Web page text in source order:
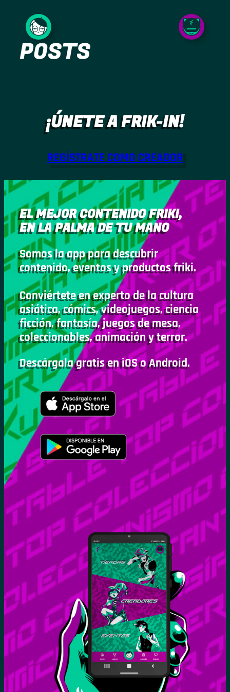
contenido
POSTS
¡ÚNETE A FRIK-IN!
REGÍSTRATE COMO CREADOR
EL MEJOR CONTENIDO FRIKI,
EN LA PALMA DE TU MANO
Somos la app para descubrir
contenido, eventos y productos friki.
Conviértete en experto de la cultura
asiática, cómics, videojuegos, ciencia
ficción, fantasía, juegos de mesa,
coleccionables, animación y terror.
Descárgala gratis en iOS o Android.